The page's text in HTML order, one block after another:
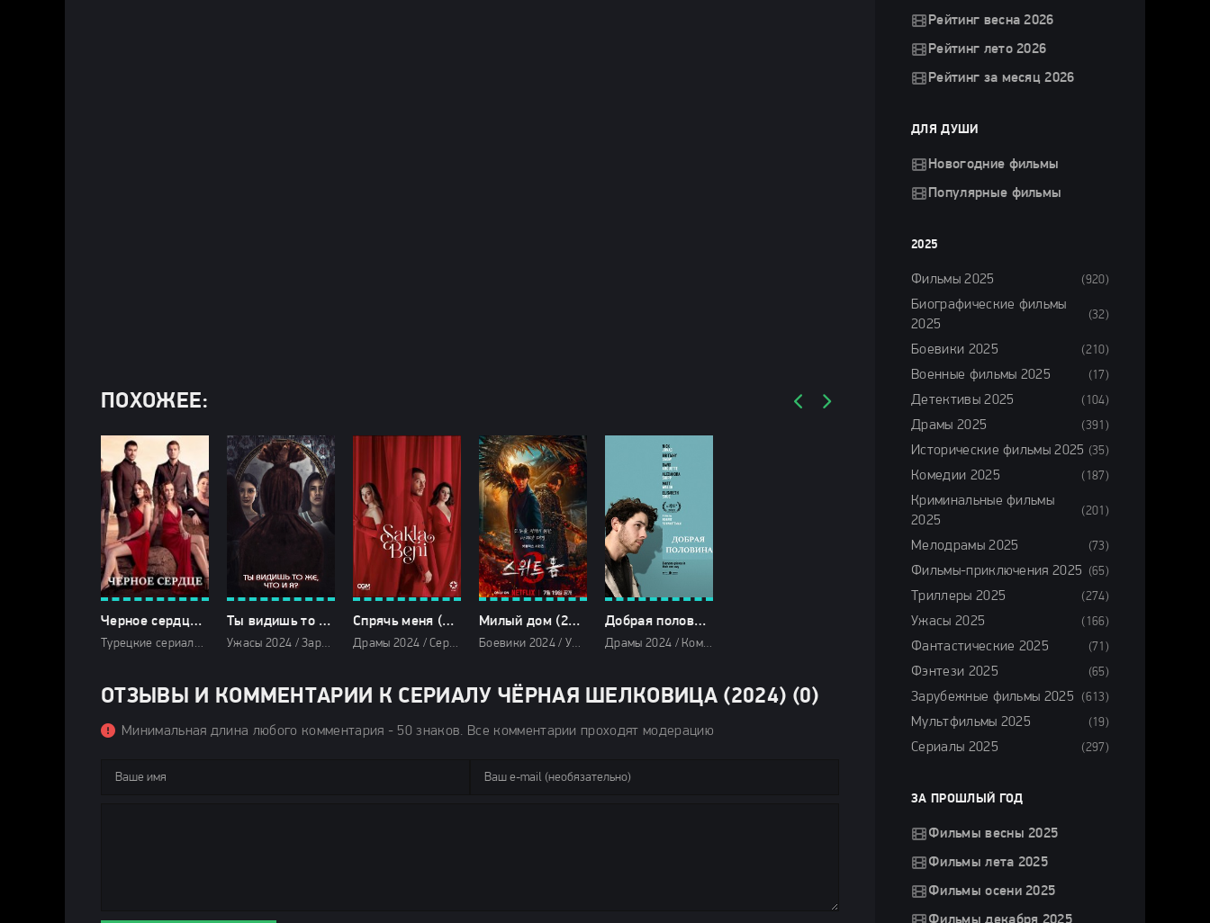
ПОХОЖЕЕ:
Черное сердце (2025)
Турецкие сериалы / Сериалы 2025 / Драмы 2025 / Фильмы 2025 / Смотреть фильмы онлайн
Ты видишь то же, что и я? (2024)
Ужасы 2024 / Зарубежные фильмы 2024 / Новинки кино 2024 / Последние фильмы 2024 / Фильмы осени 2024 / Фильмы 2024 / Смотреть фильмы онлайн
Спрячь меня (2024)
Драмы 2024 / Сериалы 2024 / Турецкие сериалы / Фильмы 2024 / Смотреть фильмы онлайн
Милый дом (2024)
Боевики 2024 / Ужасы 2024 / Фантастические 2024 / Сериалы 2024 / Дорамы / Фильмы 2024 / Сериалы в озвучке TVShows / Сериалы в озвучке LostFilm / Смотреть фильмы онлайн
Добрая половина (2024)
Драмы 2024 / Комедии 2024 / Зарубежные фильмы 2024 / Новинки кино 2024 / Последние фильмы 2024 / Фильмы осени 2024 / Фильмы 2024 / Смотреть фильмы онлайн
ОТЗЫВЫ И КОММЕНТАРИИ К СЕРИАЛУ ЧЁРНАЯ ШЕЛКОВИЦА (2024) (0)
Минимальная длина любого комментария - 50 знаков. Все комментарии проходят модерацию
Рейтинг весна 2026
Рейтинг лето 2026
Рейтинг за месяц 2026
ДЛЯ ДУШИ
Новогодние фильмы
Популярные фильмы
2025
Фильмы 2025 (920)
Биографические фильмы
2025
(32)
Боевики 2025 (210)
Военные фильмы 2025 (17)
Детективы 2025 (104)
Драмы 2025 (391)
Исторические фильмы 2025 (35)
Комедии 2025 (187)
Криминальные фильмы
2025
(201)
Мелодрамы 2025 (73)
Фильмы-приключения 2025 (65)
Триллеры 2025 (274)
Ужасы 2025 (166)
Фантастические 2025 (71)
Фэнтези 2025 (65)
Зарубежные фильмы 2025 (613)
Мультфильмы 2025 (19)
Сериалы 2025 (297)
ЗА ПРОШЛЫЙ ГОД
Фильмы весны 2025
Фильмы лета 2025
Фильмы осени 2025